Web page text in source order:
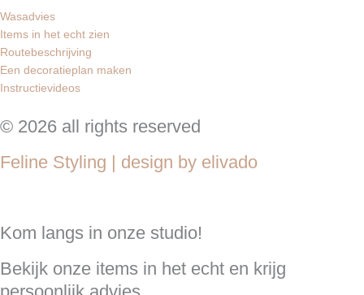
Wasadvies
Items in het echt zien
Routebeschrijving
Een decoratieplan maken
Instructievideos
© 2026 all rights reserved
Feline Styling | design by elivado
Kom langs in onze studio!
Bekijk onze items in het echt en krijg